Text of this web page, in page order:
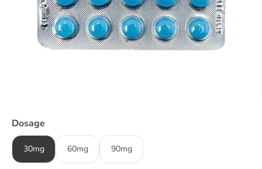
Dosage
30mg 60mg 90mg